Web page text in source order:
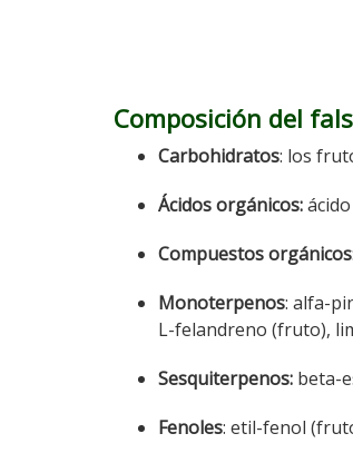
Composición del
Carbohidratos: los
Ácidos orgánicos:
Compuestos orgánicos
Monoterpenos: alfa-
L-felandreno (fruto),
Sesquiterpenos: beta-
Fenoles: etil-fenol